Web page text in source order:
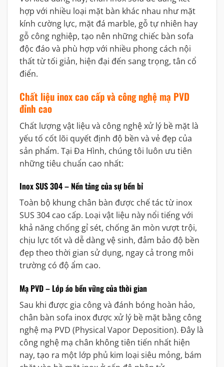
hợp với nhiều loại mặt bàn khác nhau như mặt
kính cường lực, mặt đá marble, gỗ tự nhiên hay
gỗ công nghiệp, tạo nên những chiếc bàn sofa
độc đáo và phù hợp với nhiều phong cách nội
thất từ tối giản, hiện đại đến sang trọng, tân cổ
điển.
Chất liệu inox cao cấp và công nghệ mạ PVD
đỉnh cao
Chất lượng vật liệu và công nghệ xử lý bề mặt là
yếu tố cốt lõi quyết định độ bền và vẻ đẹp của
sản phẩm. Tại Đa Hình, chúng tôi luôn ưu tiên
những tiêu chuẩn cao nhất:
Inox SUS 304 – Nền tảng của sự bền bỉ
Toàn bộ khung chân bàn được chế tác từ inox
SUS 304 cao cấp. Loại vật liệu này nổi tiếng với
khả năng chống gỉ sét, chống ăn mòn vượt trội,
chịu lực tốt và dễ dàng vệ sinh, đảm bảo độ bền
đẹp theo thời gian sử dụng, ngay cả trong môi
trường có độ ẩm cao.
Mạ PVD – Lớp áo bền vững của thời gian
Sau khi được gia công và đánh bóng hoàn hảo,
chân bàn sofa inox được xử lý bề mặt bằng công
nghệ mạ PVD (Physical Vapor Deposition). Đây là
công nghệ mạ chân không tiên tiến nhất hiện
nay, tạo ra một lớp phủ kim loại siêu mỏng, bám